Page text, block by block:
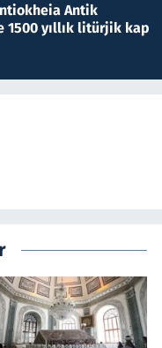
Antik
1500 yıllık litürjik kap